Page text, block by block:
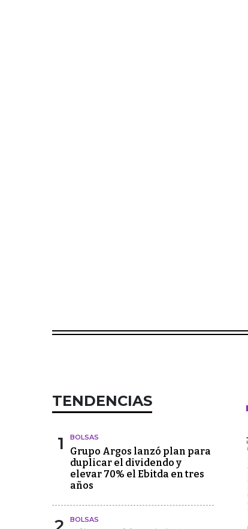
TENDENCIAS
1 BOLSAS
Grupo Argos lanzó plan para
duplicar el dividendo y
elevar 70% el Ebitda en tres
años
BOLSAS